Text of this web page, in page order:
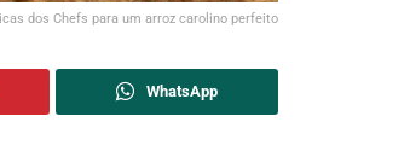
dos Chefs para um arroz carolino perfeito
WhatsApp